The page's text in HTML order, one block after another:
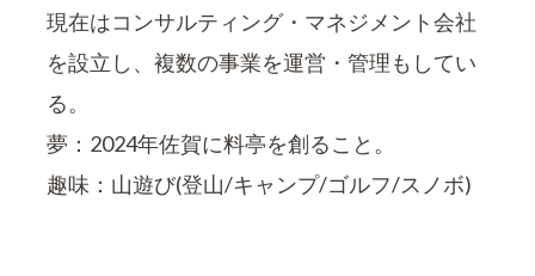
現在はコンサルティング・マネジメント会社
を設立し、複数の事業を運営・管理もしてい
る。
夢：2024年佐賀に料亭を創ること。
趣味：山遊び(登山/キャンプ/ゴルフ/スノボ)